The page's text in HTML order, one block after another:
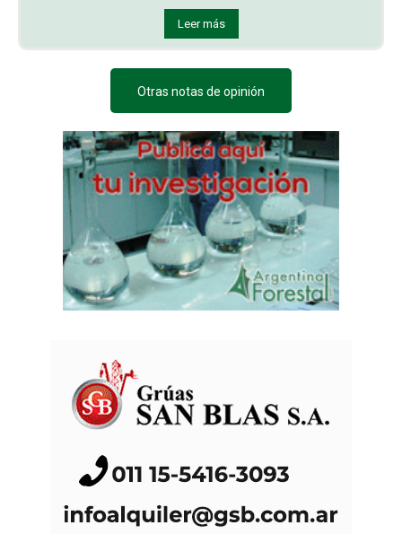
Leer más
Otras notas de opinión